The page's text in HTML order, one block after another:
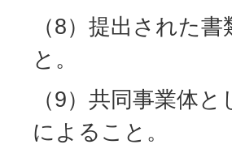
（8）提出された
と。
（9）共同事業体
によること。